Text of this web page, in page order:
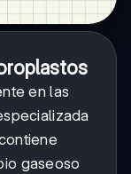
en las
gaseoso